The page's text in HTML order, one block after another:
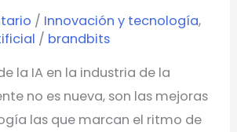
/ Innovación y tecnología,
/ brandbits
la IA en la industria de la
no es nueva, son las mejoras
las que marcan el ritmo de